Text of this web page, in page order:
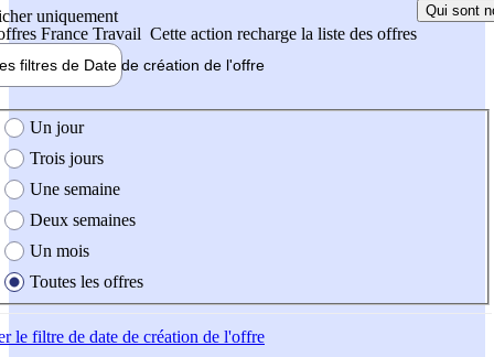
uniquement
France Travail Cette action recharge la liste des offres
Qui sont
filtres de Date de création de l'offre
création de l'offre
Un jour
Trois jours
Une semaine
Deux semaines
Un mois
Toutes les offres
le filtre de date de création de l'offre